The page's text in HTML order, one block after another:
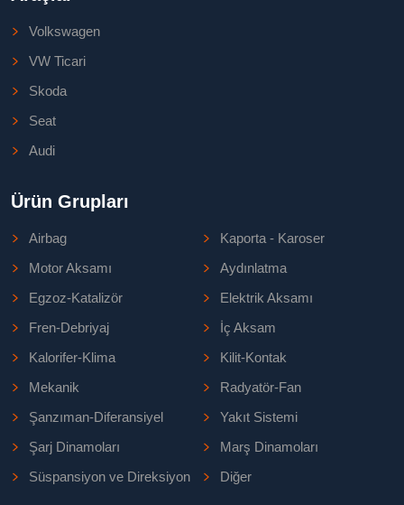
Volkswagen
VW Ticari
Skoda
Seat
Audi
Ürün Grupları
Airbag
Kaporta - Karoser
Motor Aksamı
Aydınlatma
Egzoz-Katalizör
Elektrik Aksamı
Fren-Debriyaj
İç Aksam
Kalorifer-Klima
Kilit-Kontak
Mekanik
Radyatör-Fan
Şanzıman-Diferansiyel
Yakıt Sistemi
Şarj Dinamoları
Marş Dinamoları
Süspansiyon ve Direksiyon
Diğer